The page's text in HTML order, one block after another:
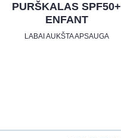
PURŠKALAS SPF50+
ENFANT
LABAI AUKŠTA APSAUGA